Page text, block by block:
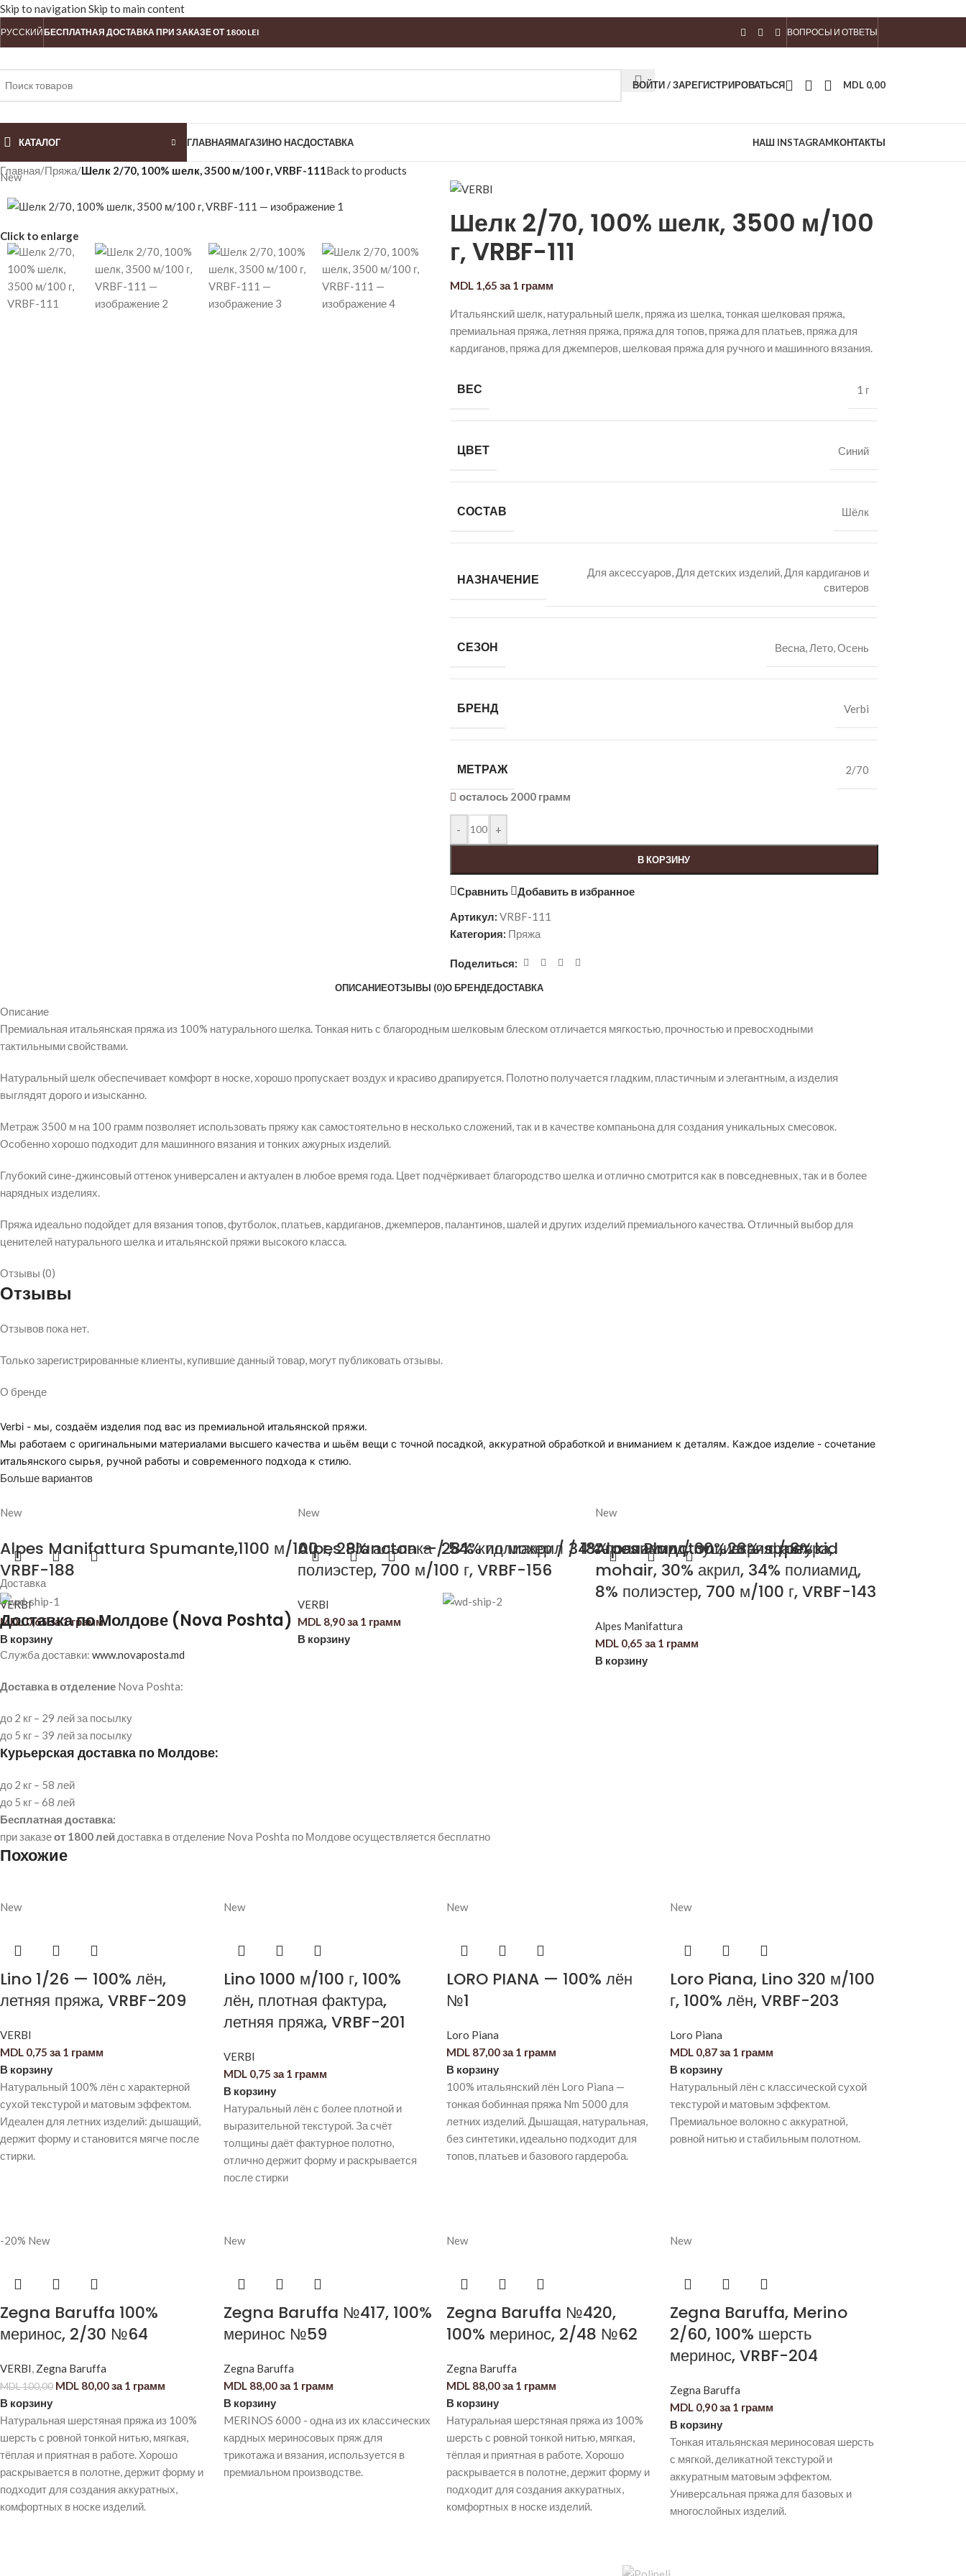
Skip to navigation Skip to main content
РУССКИЙБЕСПЛАТНАЯ ДОСТАВКА ПРИ ЗАКАЗЕ ОТ 1800 LEI ВОПРОСЫ И ОТВЕТЫ
ВОЙТИ / ЗАРЕГИСТРИРОВАТЬСЯ MDL 0,00
КАТАЛОГ ГЛАВНАЯМАГАЗИНО НАСДОСТАВКА НАШ INSTAGRAMКОНТАКТЫ
Главная/Пряжа/Шелк 2/70, 100% шелк, 3500 м/100 г, VRBF-111Back to products
New
Click to enlarge
Шелк 2/70, 100% шелк, 3500 м/100
г, VRBF-111
MDL1,65 за 1 грамм
Итальянский шелк, натуральный шелк, пряжа из шелка, тонкая шелковая пряжа,
премиальная пряжа, летняя пряжа, пряжа для топов, пряжа для платьев, пряжа для
кардиганов, пряжа для джемперов, шелковая пряжа для ручного и машинного вязания.
ВЕС 1 г
ЦВЕТ Синий
СОСТАВ Шёлк
НАЗНАЧЕНИЕ Для аксессуаров, Для детских изделий, Для кардиганов и
свитеров
СЕЗОН Весна,Лето,Осень
БРЕНД Verbi
МЕТРАЖ 2/70
осталось 2000 грамм
- +
В КОРЗИНУ
Сравнить
Добавить в избранное
Артикул: VRBF-111
Категория: Пряжа
Поделиться:
ОПИСАНИЕОТЗЫВЫ (0)О БРЕНДЕДОСТАВКА
Описание
Премиальная итальянская пряжа из 100% натурального шелка. Тонкая нить с благородным шелковым блеском отличается мягкостью, прочностью и превосходными
тактильными свойствами.
Натуральный шелк обеспечивает комфорт в носке, хорошо пропускает воздух и красиво драпируется. Полотно получается гладким, пластичным и элегантным, а изделия
выглядят дорого и изысканно.
Метраж 3500 м на 100 грамм позволяет использовать пряжу как самостоятельно в несколько сложений, так и в качестве компаньона для создания уникальных смесовок.
Особенно хорошо подходит для машинного вязания и тонких ажурных изделий.
Глубокий сине-джинсовый оттенок универсален и актуален в любое время года. Цвет подчёркивает благородство шелка и отлично смотрится как в повседневных, так и в более
нарядных изделиях.
Пряжа идеально подойдет для вязания топов, футболок, платьев, кардиганов, джемперов, палантинов, шалей и других изделий премиального качества. Отличный выбор для
ценителей натурального шелка и итальянской пряжи высокого класса.
Отзывы (0)
Отзывы
Отзывов пока нет.
Только зарегистрированные клиенты, купившие данный товар, могут публиковать отзывы.
О бренде
Verbi - мы, создаём изделия под вас из премиальной итальянской пряжи.
Мы работаем с оригинальными материалами высшего качества и шьём вещи с точной посадкой, аккуратной обработкой и вниманием к деталям. Каждое изделие - сочетание
итальянского сырья, ручной работы и современного подхода к стилю.
Больше вариантов
New
Alpes Manifattura Spumante,1100 м/100 г, 28% альпака / 54% полиакрил / 18% полиамид, пушистая фактура,
VRBF-188
VERBI
MDL0,65за 1 грамм
В корзину
New
Alpes Plancton — 28% кид мохер / 34% полиамид / 30% акрил / 8%
полиэстер, 700 м/100 г, VRBF-156
VERBI
MDL 8,90за 1 грамм
В корзину
New
Alpes Plancton , 28% super kid
mohair, 30% акрил, 34% полиамид,
8% полиэстер, 700 м/100 г, VRBF-143
Alpes Manifattura
MDL 0,65 за 1 грамм
В корзину
Доставка
Доставка по Молдове (Nova Poshta)
Служба доставки: www.novaposta.md
Доставка в отделение Nova Poshta:
до 2 кг – 29 лей за посылку
до 5 кг – 39 лей за посылку
Курьерская доставка по Молдове:
до 2 кг – 58 лей
до 5 кг – 68 лей
Бесплатная доставка:
при заказеот 1800 лей доставка в отделение Nova Poshta по Молдове осуществляется бесплатно
Похожие
New
Lino 1/26 — 100% лён,
летняя пряжа, VRBF-209
VERBI
MDL 0,75 за 1 грамм
В корзину
Натуральный 100% лён с характерной
сухой текстурой и матовым эффектом.
Идеален для летних изделий: дышащий,
держит форму и становится мягче после
стирки.
New
Lino 1000 м/100 г, 100%
лён, плотная фактура,
летняя пряжа, VRBF-201
VERBI
MDL0,75 за 1 грамм
В корзину
Натуральный лён с более плотной и
выразительной текстурой. За счёт
толщины даёт фактурное полотно,
отлично держит форму и раскрывается
после стирки
New
LORO PIANA — 100% лён
№1
Loro Piana
MDL 87,00за 1 грамм
В корзину
100% итальянский лён Loro Piana —
тонкая бобинная пряжа Nm 5000 для
летних изделий. Дышащая, натуральная,
без синтетики, идеально подходит для
топов, платьев и базового гардероба.
New
Loro Piana, Lino 320 м/100
г, 100% лён, VRBF-203
Loro Piana
MDL0,87за 1 грамм
В корзину
Натуральный лён с классической сухой
текстурой и матовым эффектом.
Премиальное волокно с аккуратной,
ровной нитью и стабильным полотном.
-20% New
Zegna Baruffa 100%
меринос, 2/30 №64
VERBI, Zegna Baruffa
MDL100,00 MDL 80,00за 1 грамм
В корзину
Натуральная шерстяная пряжа из 100%
шерсть с ровной тонкой нитью, мягкая,
тёплая и приятная в работе. Хорошо
раскрывается в полотне, держит форму и
подходит для создания аккуратных,
комфортных в носке изделий.
New
Zegna Baruffa №417, 100%
меринос №59
Zegna Baruffa
MDL88,00за 1 грамм
В корзину
MERINOS 6000 - одна из их классических
кардных мериносовых пряж для
трикотажа и вязания, используется в
премиальном производстве.
New
Zegna Baruffa №420,
100% меринос, 2/48 №62
Zegna Baruffa
MDL 88,00за 1 грамм
В корзину
Натуральная шерстяная пряжа из 100%
шерсть с ровной тонкой нитью, мягкая,
тёплая и приятная в работе. Хорошо
раскрывается в полотне, держит форму и
подходит для создания аккуратных,
комфортных в носке изделий.
New
Zegna Baruffa, Merino
2/60, 100% шерсть
меринос, VRBF-204
Zegna Baruffa
MDL0,90за 1 грамм
В корзину
Тонкая итальянская мериносовая шерсть
с мягкой, деликатной текстурой и
аккуратным матовым эффектом.
Универсальная пряжа для базовых и
многослойных изделий.